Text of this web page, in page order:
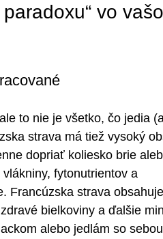
vo
to nie je všetko, čo jedia
strava má tiež vysoký
dopriať koliesko brie
fytonutrientov a
Francúzska strava
bielkoviny a ďalšie
alebo jedlám so